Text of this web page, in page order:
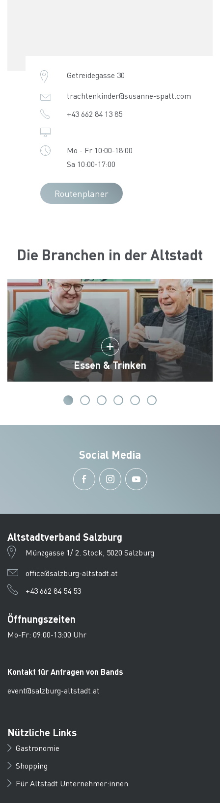
Getreidegasse 30
trachtenkinder@susanne-spatt.com
+43 662 84 13 85
Mo - Fr 10:00-18:00
Sa 10:00-17:00
Routenplaner
Die Branchen in der Altstadt
Essen & Trinken
Social Media
Altstadtverband Salzburg
Münzgasse 1/ 2. Stock, 5020 Salzburg
office@salzburg-altstadt.at
+43 662 84 54 53
Öffnungszeiten
Mo-Fr: 09:00-13:00 Uhr
Kontakt für Anfragen von Bands
event@salzburg-altstadt.at
Nützliche Links
Gastronomie
Shopping
Für Altstadt Unternehmer:innen